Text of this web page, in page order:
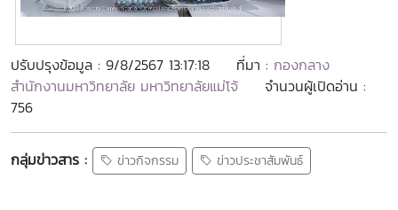
ปรับปรุงข้อมูล : 9/8/2567 13:17:18 ที่มา : กองกลาง
สำนักงานมหาวิทยาลัย มหาวิทยาลัยแม่โจ้
จำนวนผู้เปิดอ่าน :
756
กลุ่มข่าวสาร : ข่าวกิจกรรม ข่าวประชาสัมพันธ์